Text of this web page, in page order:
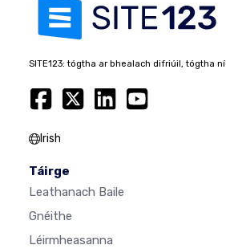
SITE123: tógtha ar bhealach difriúil, tógtha
Irish
Táirge
Leathanach Baile
Gnéithe
Léirmheasanna